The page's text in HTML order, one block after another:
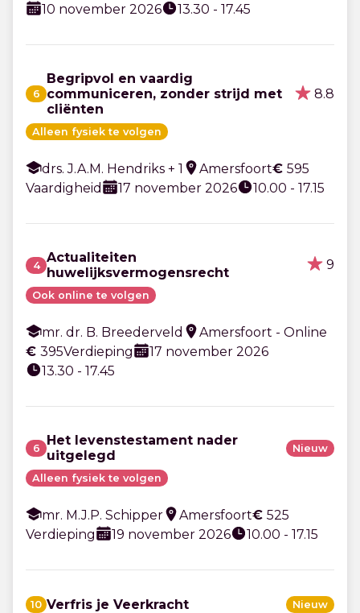
10 november 2026
13.30 - 17.45
6
Begripvol en vaardig
communiceren, zonder strijd met
cliënten
8.8
Alleen fysiek te volgen
drs. J.A.M. Hendriks + 1 Amersfoort€ 595
Vaardigheid
17 november 2026 10.00 - 17.15
4 Actualiteiten
huwelijksvermogensrecht
9
Ook online te volgen
mr. dr. B. Breederveld
Amersfoort - Online
€ 395Verdieping
17 november 2026
13.30 - 17.45
6
Het levenstestament nader
uitgelegd
Nieuw
Alleen fysiek te volgen
mr. M.J.P. Schipper Amersfoort€ 525
Verdieping
19 november 2026 10.00 - 17.15
10 Verfris je Veerkracht
Nieuw